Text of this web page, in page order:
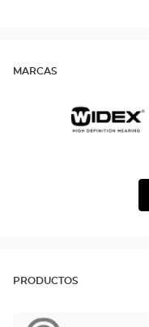
MARCAS
PRODUCTOS